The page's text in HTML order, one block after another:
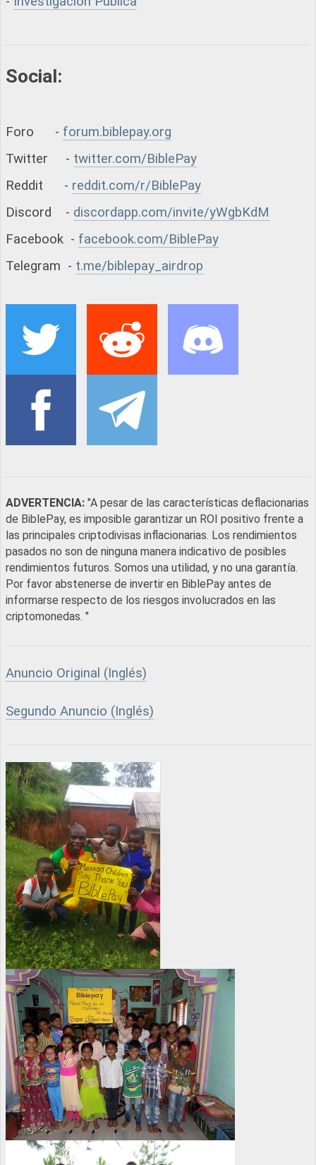
Social:
Foro - forum.biblepay.org
Twitter - twitter.com/BiblePay
Reddit - reddit.com/r/BiblePay
Discord - discordapp.com/invite/yWgbKdM
Facebook - facebook.com/BiblePay
Telegram - t.me/biblepay_airdrop
ADVERTENCIA: "A pesar de las características deflacionarias
de BiblePay, es imposible garantizar un ROI positivo frente a
las principales criptodivisas inflacionarias. Los rendimientos
pasados no son de ninguna manera indicativo de posibles
rendimientos futuros. Somos una utilidad, y no una garantía.
Por favor abstenerse de invertir en BiblePay antes de
informarse respecto de los riesgos involucrados en las
criptomonedas. "
Anuncio Original (Inglés)
Segundo Anuncio (Inglés)